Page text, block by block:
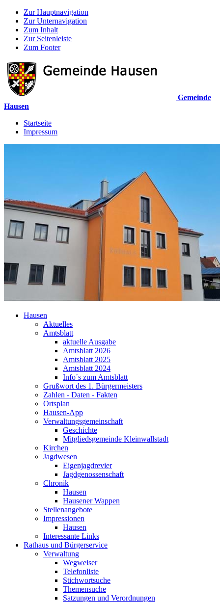
Zur Hauptnavigation
Zur Unternavigation
Zum Inhalt
Zur Seitenleiste
Zum Footer
Gemeinde
Hausen
Startseite
Impressum
Hausen
Aktuelles
Amtsblatt
aktuelle Ausgabe
Amtsblatt 2026
Amtsblatt 2025
Amtsblatt 2024
Info´s zum Amtsblatt
Grußwort des 1. Bürgermeisters
Zahlen - Daten - Fakten
Ortsplan
Hausen-App
Verwaltungsgemeinschaft
Geschichte
Mitgliedsgemeinde Kleinwallstadt
Kirchen
Jagdwesen
Eigenjagdrevier
Jagdgenossenschaft
Chronik
Hausen
Hausener Wappen
Stellenangebote
Impressionen
Hausen
Interessante Links
Rathaus und Bürgerservice
Verwaltung
Wegweiser
Telefonliste
Stichwortsuche
Themensuche
Satzungen und Verordnungen